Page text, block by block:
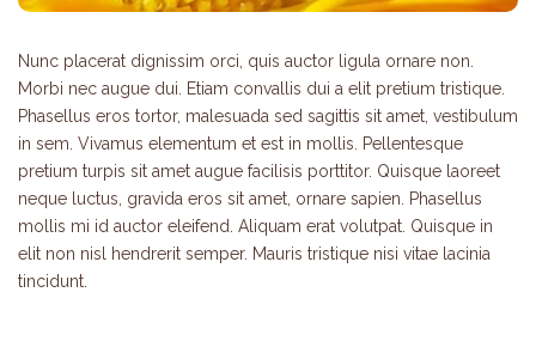
Nunc placerat dignissim orci, quis auctor ligula ornare non.
Morbi nec augue dui. Etiam convallis dui a elit pretium tristique.
Phasellus eros tortor, malesuada sed sagittis sit amet, vestibulum
in sem. Vivamus elementum et est in mollis. Pellentesque
pretium turpis sit amet augue facilisis porttitor. Quisque laoreet
neque luctus, gravida eros sit amet, ornare sapien. Phasellus
mollis mi id auctor eleifend. Aliquam erat volutpat. Quisque in
elit non nisl hendrerit semper. Mauris tristique nisi vitae lacinia
tincidunt.